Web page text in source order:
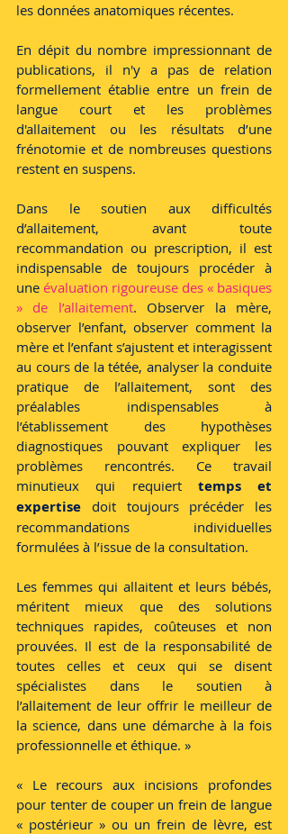
les données anatomiques récentes.
En dépit du nombre impressionnant de
publications, il n'y a pas de relation
formellement établie entre un frein de
langue court et les problèmes
d'allaitement ou les résultats d’une
frénotomie et de nombreuses questions
restent en suspens.
Dans le soutien aux difficultés
d’allaitement, avant toute
recommandation ou prescription, il est
indispensable de toujours procéder à
une évaluation rigoureuse des « basiques
» de l’allaitement. Observer la mère,
observer l’enfant, observer comment la
mère et l’enfant s’ajustent et interagissent
au cours de la tétée, analyser la conduite
pratique de l’allaitement, sont des
préalables indispensables à
l’établissement des hypothèses
diagnostiques pouvant expliquer les
problèmes rencontrés. Ce travail
minutieux qui requiert temps et
expertise doit toujours précéder les
recommandations individuelles
formulées à l’issue de la consultation.
Les femmes qui allaitent et leurs bébés,
méritent mieux que des solutions
techniques rapides, coûteuses et non
prouvées. Il est de la responsabilité de
toutes celles et ceux qui se disent
spécialistes dans le soutien à
l’allaitement de leur offrir le meilleur de
la science, dans une démarche à la fois
professionnelle et éthique. »
« Le recours aux incisions profondes
pour tenter de couper un frein de langue
« postérieur » ou un frein de lèvre, est